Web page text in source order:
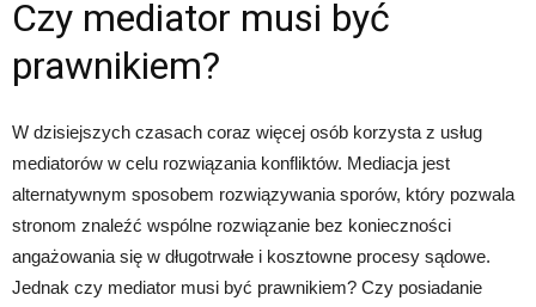
Czy mediator musi być
prawnikiem?
W dzisiejszych czasach coraz więcej osób korzysta z usług
mediatorów w celu rozwiązania konfliktów. Mediacja jest
alternatywnym sposobem rozwiązywania sporów, który pozwala
stronom znaleźć wspólne rozwiązanie bez konieczności
angażowania się w długotrwałe i kosztowne procesy sądowe.
Jednak czy mediator musi być prawnikiem? Czy posiadanie